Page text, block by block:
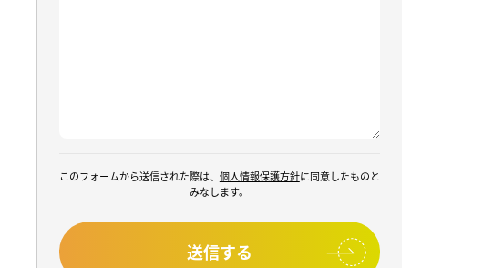
このフォームから送信された際は、 個人情報保護方針に同意したものと
みなします。